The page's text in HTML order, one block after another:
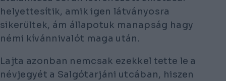
helyettesítik, amik igen látványosra
sikerültek, ám állapotuk manapság hagy
némi kívánnivalót maga után.
Lajta azonban nemcsak ezekkel tette le a
névjegyét a Salgótarjáni utcában, hiszen